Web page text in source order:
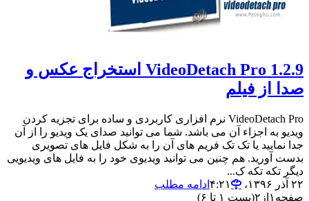
VideoDetach Pro 1.2.9 استخراج عکس و
صدا از فیلم
VideoDetach Pro نرم افزاری کاربردی و ساده برای تجزیه کردن
ویدیو به اجزاء آن می باشد. شما می توانید صدای یک ویدیو را از آن
جدا نمایید یا تک تک فریم های آن را به شکل فایل های تصویری
بدست آورید. هم چنین می توانید ویدیوی خود را به فایل های ویدیویی
دیگر تکه تکه ک...
۲۲ آذر ۱۳۹۶،‏ ۴:۲۱
ادامه مطلب
صفحه ۱ از ۲(پست ۱ تا ۶)